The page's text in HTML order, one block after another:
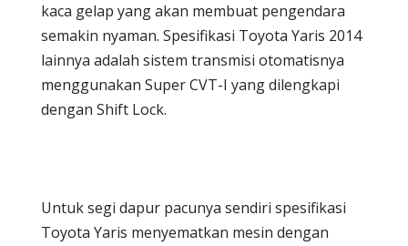
kaca gelap yang akan membuat pengendara
semakin nyaman. Spesifikasi Toyota Yaris 2014
lainnya adalah sistem transmisi otomatisnya
menggunakan Super CVT-I yang dilengkapi
dengan Shift Lock.
Untuk segi dapur pacunya sendiri spesifikasi
Toyota Yaris menyematkan mesin dengan